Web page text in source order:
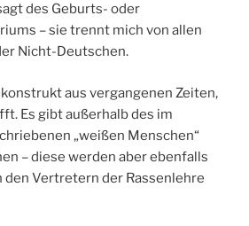
des Geburts- oder
– sie trennt mich von allen
Nicht-Deutschen.
aus vergangenen Zeiten,
Es gibt außerhalb des im
„weißen Menschen“
– diese werden aber ebenfalls
den Vertretern der Rassenlehre